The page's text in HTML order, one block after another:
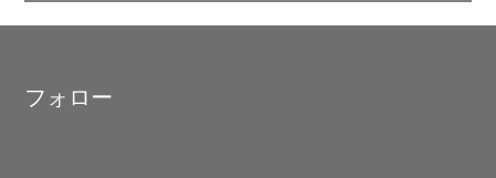
フォロー